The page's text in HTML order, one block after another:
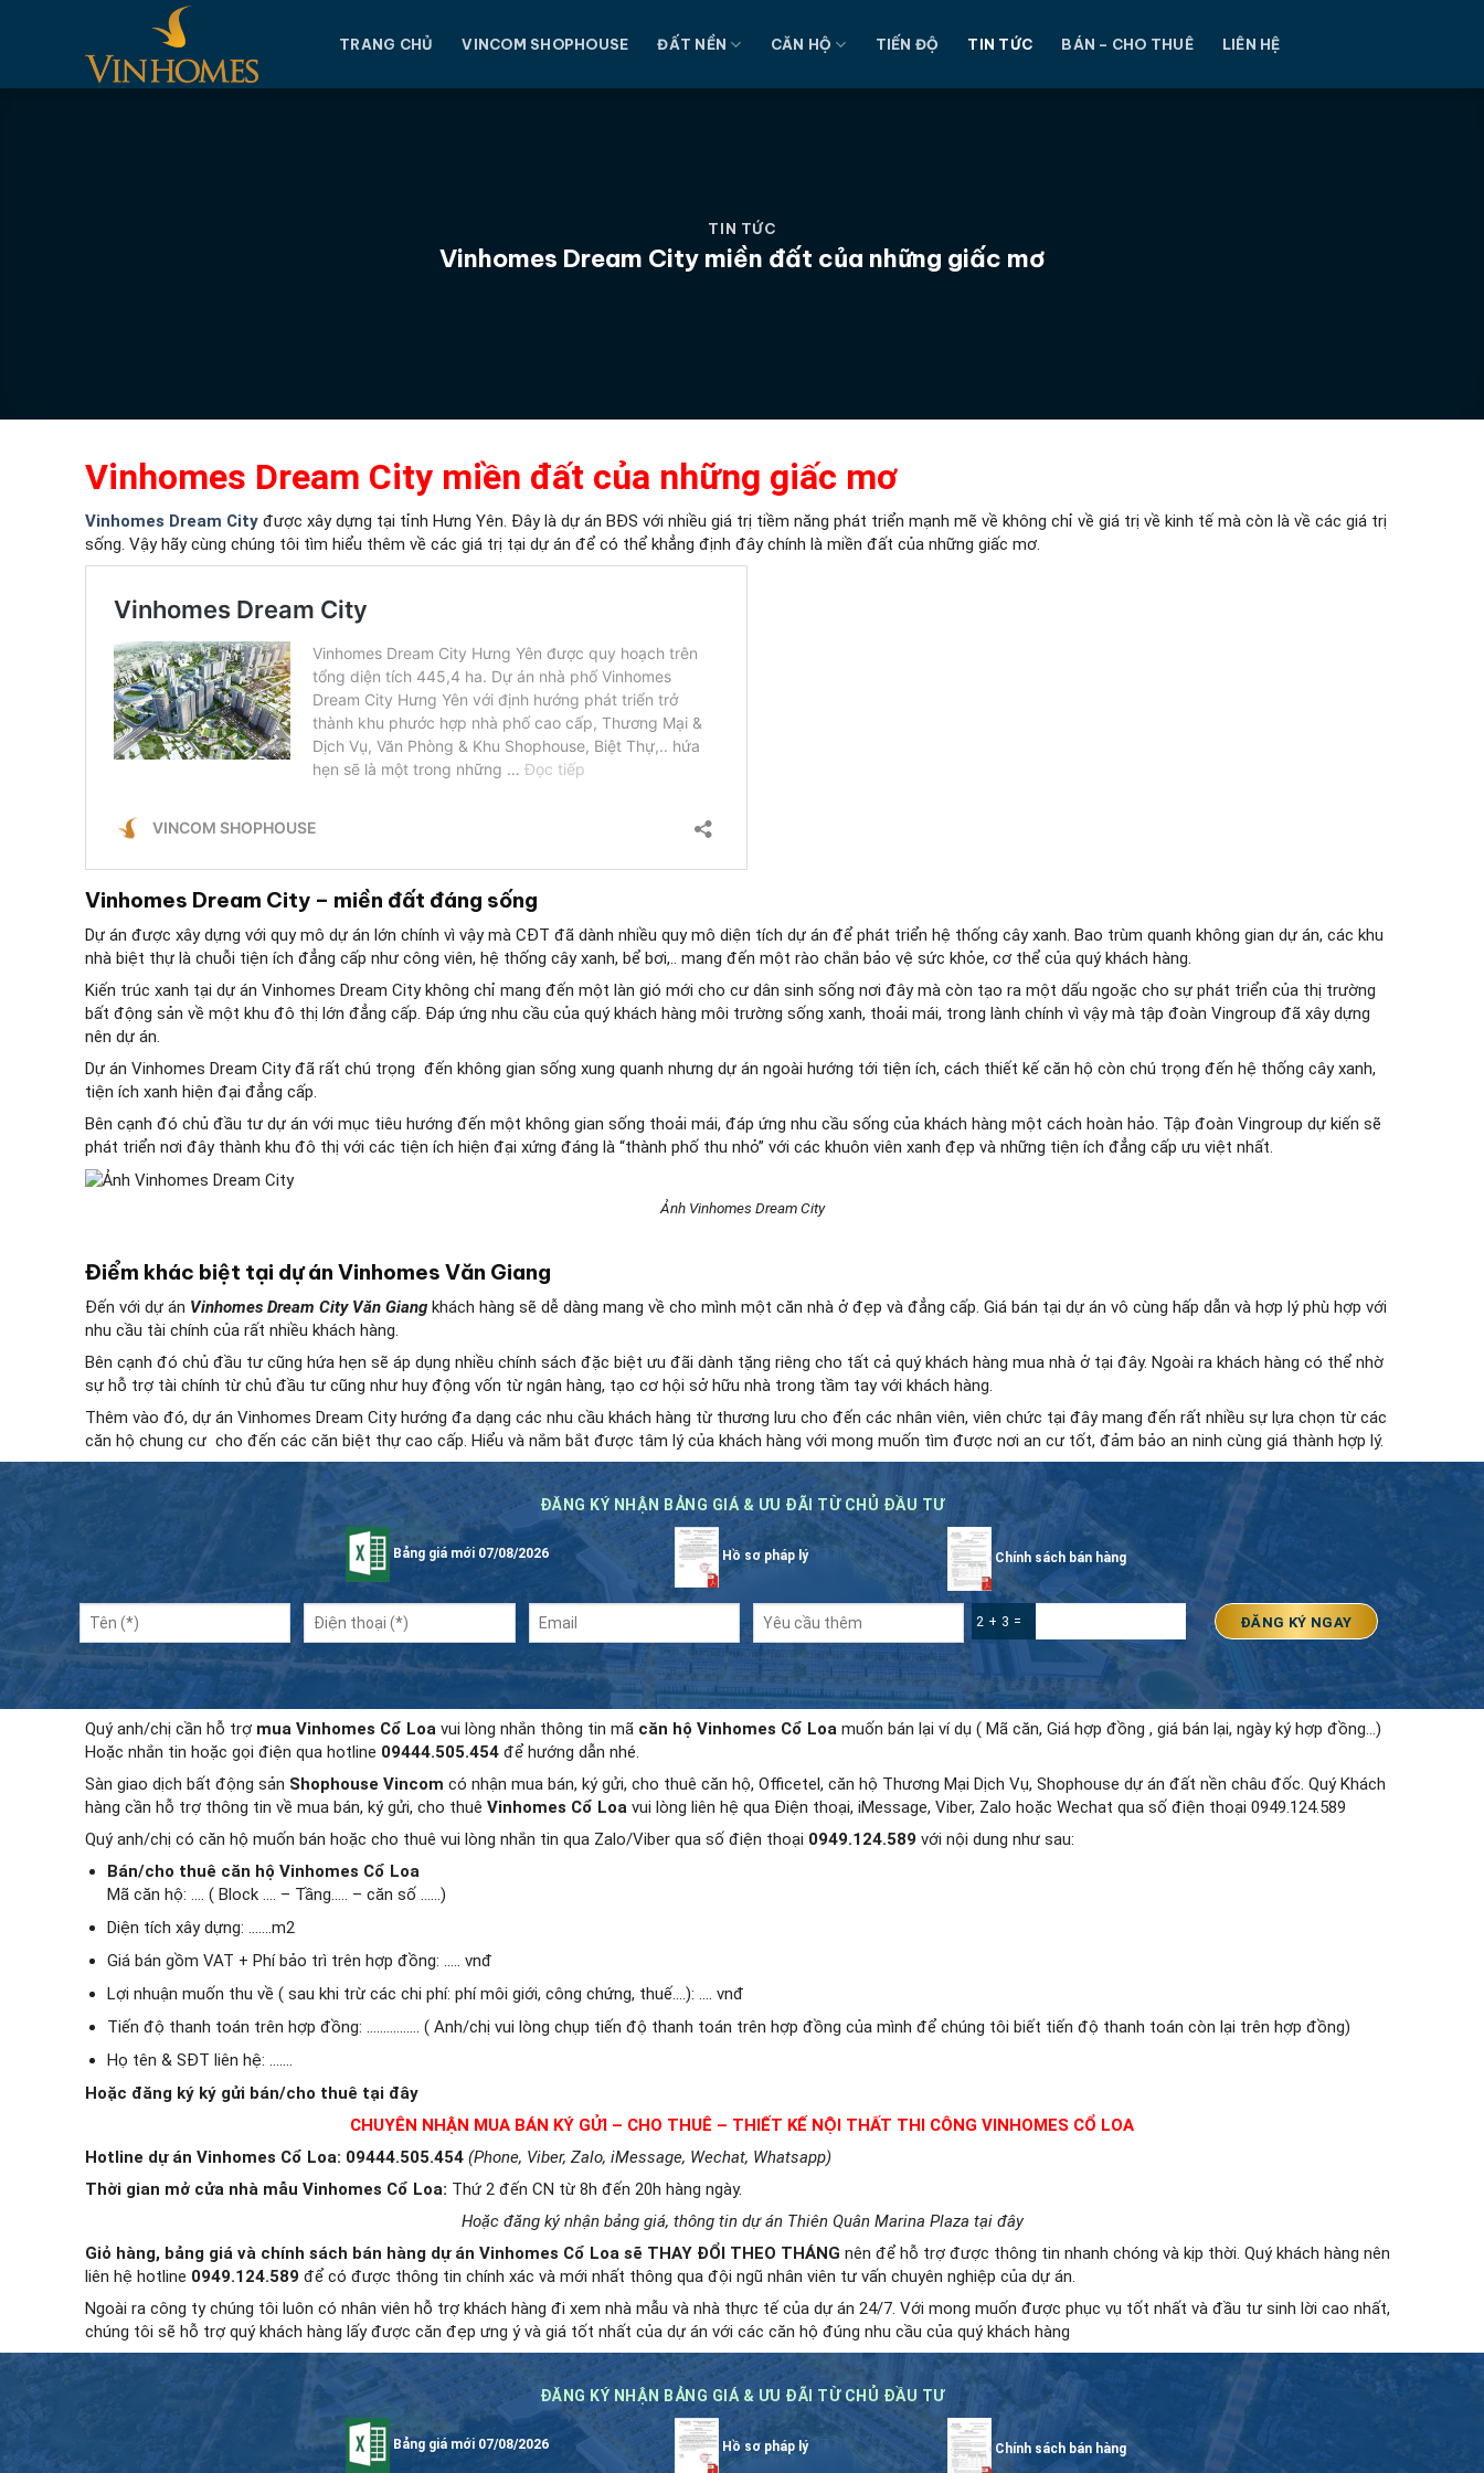
dung
TRANG CHỦ VINCOM SHOPHOUSE ĐẤT NỀN CĂN HỘ TIẾN ĐỘ TIN TỨC BÁN – CHO THUÊ LIÊN HỆ
TIN TỨC
Vinhomes Dream City miền đất của những giấc mơ
Vinhomes Dream City miền đất của những giấc mơ
Vinhomes Dream City được xây dựng tại tỉnh Hưng Yên. Đây là dự án BĐS với nhiều giá trị tiềm năng phát triển mạnh mẽ về không chỉ về giá trị về kinh tế mà còn là về các giá trị
sống. Vậy hãy cùng chúng tôi tìm hiểu thêm về các giá trị tại dự án để có thể khẳng định đây chính là miền đất của những giấc mơ.
Vinhomes Dream City – miền đất đáng sống
Dự án được xây dựng với quy mô dự án lớn chính vì vậy mà CĐT đã dành nhiều quy mô diện tích dự án để phát triển hệ thống cây xanh. Bao trùm quanh không gian dự án, các khu
nhà biệt thự là chuỗi tiện ích đẳng cấp như công viên, hệ thống cây xanh, bể bơi,.. mang đến một rào chắn bảo vệ sức khỏe, cơ thể của quý khách hàng.
Kiến trúc xanh tại dự án Vinhomes Dream City không chỉ mang đến một làn gió mới cho cư dân sinh sống nơi đây mà còn tạo ra một dấu ngoặc cho sự phát triển của thị trường
bất động sản về một khu đô thị lớn đẳng cấp. Đáp ứng nhu cầu của quý khách hàng môi trường sống xanh, thoải mái, trong lành chính vì vậy mà tập đoàn Vingroup đã xây dựng
nên dự án.
Dự án Vinhomes Dream City đã rất chú trọng đến không gian sống xung quanh nhưng dự án ngoài hướng tới tiện ích, cách thiết kế căn hộ còn chú trọng đến hệ thống cây xanh,
tiện ích xanh hiện đại đẳng cấp.
Bên cạnh đó chủ đầu tư dự án với mục tiêu hướng đến một không gian sống thoải mái, đáp ứng nhu cầu sống của khách hàng một cách hoàn hảo. Tập đoàn Vingroup dự kiến sẽ
phát triển nơi đây thành khu đô thị với các tiện ích hiện đại xứng đáng là “thành phố thu nhỏ” với các khuôn viên xanh đẹp và những tiện ích đẳng cấp ưu việt nhất.
Ảnh Vinhomes Dream City
Điểm khác biệt tại dự án Vinhomes Văn Giang
Đến với dự án Vinhomes Dream City Văn Giang khách hàng sẽ dễ dàng mang về cho mình một căn nhà ở đẹp và đẳng cấp. Giá bán tại dự án vô cùng hấp dẫn và hợp lý phù hợp với
nhu cầu tài chính của rất nhiều khách hàng.
Bên cạnh đó chủ đầu tư cũng hứa hẹn sẽ áp dụng nhiều chính sách đặc biệt ưu đãi dành tặng riêng cho tất cả quý khách hàng mua nhà ở tại đây. Ngoài ra khách hàng có thể nhờ
sự hỗ trợ tài chính từ chủ đầu tư cũng như huy động vốn từ ngân hàng, tạo cơ hội sở hữu nhà trong tầm tay với khách hàng.
Thêm vào đó, dự án Vinhomes Dream City hướng đa dạng các nhu cầu khách hàng từ thương lưu cho đến các nhân viên, viên chức tại đây mang đến rất nhiều sự lựa chọn từ các
căn hộ chung cư cho đến các căn biệt thự cao cấp. Hiểu và nắm bắt được tâm lý của khách hàng với mong muốn tìm được nơi an cư tốt, đảm bảo an ninh cùng giá thành hợp lý.
ĐĂNG KÝ NHẬN BẢNG GIÁ & ƯU ĐÃI TỪ CHỦ ĐẦU TƯ
Bảng giá mới 07/08/2026 Hồ sơ pháp lý Chính sách bán hàng
2 + 3 =
Quý anh/chị cần hỗ trợ mua Vinhomes Cổ Loa vui lòng nhắn thông tin mã căn hộ Vinhomes Cổ Loa muốn bán lại ví dụ ( Mã căn, Giá hợp đồng , giá bán lại, ngày ký hợp đồng…)
Hoặc nhắn tin hoặc gọi điện qua hotline 09444.505.454 để hướng dẫn nhé.
Sàn giao dịch bất động sản Shophouse Vincom có nhận mua bán, ký gửi, cho thuê căn hộ, Officetel, căn hộ Thương Mại Dịch Vụ, Shophouse dự án đất nền châu đốc. Quý Khách
hàng cần hỗ trợ thông tin về mua bán, ký gửi, cho thuê Vinhomes Cổ Loa vui lòng liên hệ qua Điện thoại, iMessage, Viber, Zalo hoặc Wechat qua số điện thoại 0949.124.589
Quý anh/chị có căn hộ muốn bán hoặc cho thuê vui lòng nhắn tin qua Zalo/Viber qua số điện thoại 0949.124.589 với nội dung như sau:
Bán/cho thuê căn hộ Vinhomes Cổ Loa
Mã căn hộ: …. ( Block …. – Tầng….. – căn số ……)
Diện tích xây dựng: …….m2
Giá bán gồm VAT + Phí bảo trì trên hợp đồng: ….. vnđ
Lợi nhuận muốn thu về ( sau khi trừ các chi phí: phí môi giới, công chứng, thuế….): …. vnđ
Tiến độ thanh toán trên hợp đồng: ……………. ( Anh/chị vui lòng chụp tiến độ thanh toán trên hợp đồng của mình để chúng tôi biết tiến độ thanh toán còn lại trên hợp đồng)
Họ tên & SĐT liên hệ: …….
Hoặc đăng ký ký gửi bán/cho thuê tại đây
CHUYÊN NHẬN MUA BÁN KÝ GỬI – CHO THUÊ – THIẾT KẾ NỘI THẤT THI CÔNG VINHOMES CỔ LOA
Hotline dự án Vinhomes Cổ Loa: 09444.505.454 (Phone, Viber, Zalo, iMessage, Wechat, Whatsapp)
Thời gian mở cửa nhà mẫu Vinhomes Cổ Loa: Thứ 2 đến CN từ 8h đến 20h hàng ngày.
Hoặc đăng ký nhận bảng giá, thông tin dự án Thiên Quân Marina Plaza tại đây
Giỏ hàng, bảng giá và chính sách bán hàng dự án Vinhomes Cổ Loa sẽ THAY ĐỔI THEO THÁNG nên để hỗ trợ được thông tin nhanh chóng và kịp thời. Quý khách hàng nên
liên hệ hotline 0949.124.589 để có được thông tin chính xác và mới nhất thông qua đội ngũ nhân viên tư vấn chuyên nghiệp của dự án.
Ngoài ra công ty chúng tôi luôn có nhân viên hỗ trợ khách hàng đi xem nhà mẫu và nhà thực tế của dự án 24/7. Với mong muốn được phục vụ tốt nhất và đầu tư sinh lời cao nhất,
chúng tôi sẽ hỗ trợ quý khách hàng lấy được căn đẹp ưng ý và giá tốt nhất của dự án với các căn hộ đúng nhu cầu của quý khách hàng
ĐĂNG KÝ NHẬN BẢNG GIÁ & ƯU ĐÃI TỪ CHỦ ĐẦU TƯ
Bảng giá mới 07/08/2026 Hồ sơ pháp lý Chính sách bán hàng